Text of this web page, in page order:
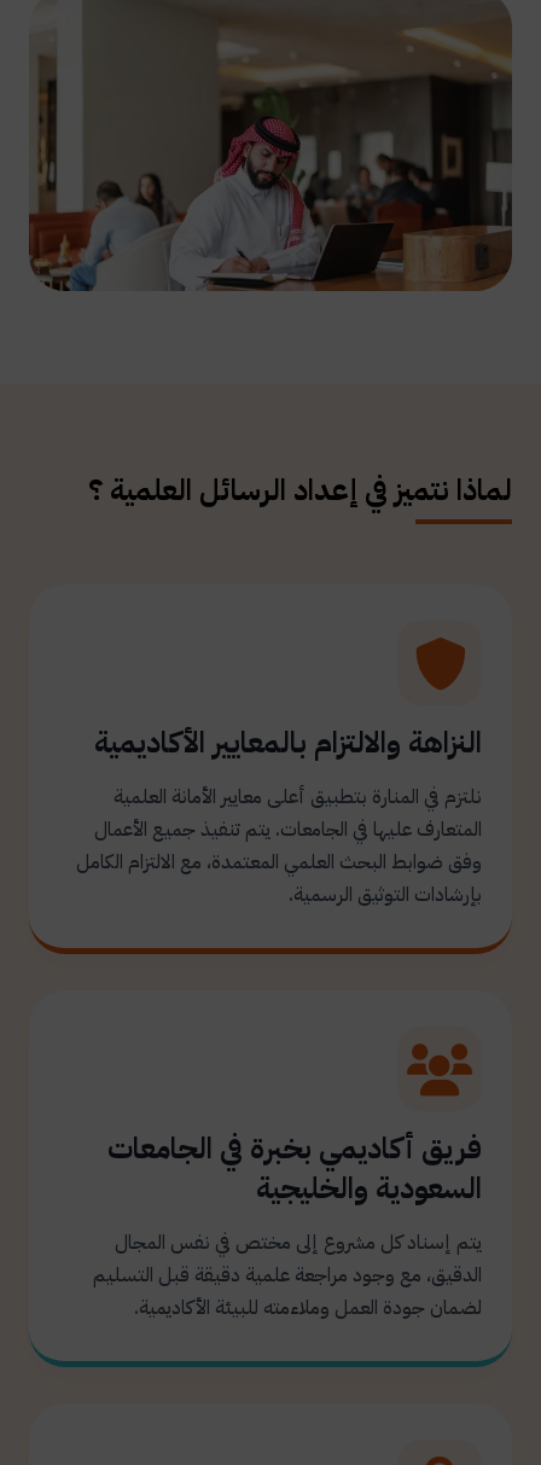
لماذا نتميز في إعداد الرسائل العلمية ؟
النزاهة والالتزام بالمعايير الأكاديمية
نلتزم في المنارة بتطبيق أعلى معايير الأمانة العلمية
المتعارف عليها في الجامعات. يتم تنفيذ جميع الأعمال
وفق ضوابط البحث العلمي المعتمدة، مع الالتزام الكامل
بإرشادات التوثيق الرسمية.
فريق أكاديمي بخبرة في الجامعات
السعودية والخليجية
يتم إسناد كل مشروع إلى مختص في نفس المجال
الدقيق، مع وجود مراجعة علمية دقيقة قبل التسليم
لضمان جودة العمل وملاءمته للبيئة الأكاديمية.